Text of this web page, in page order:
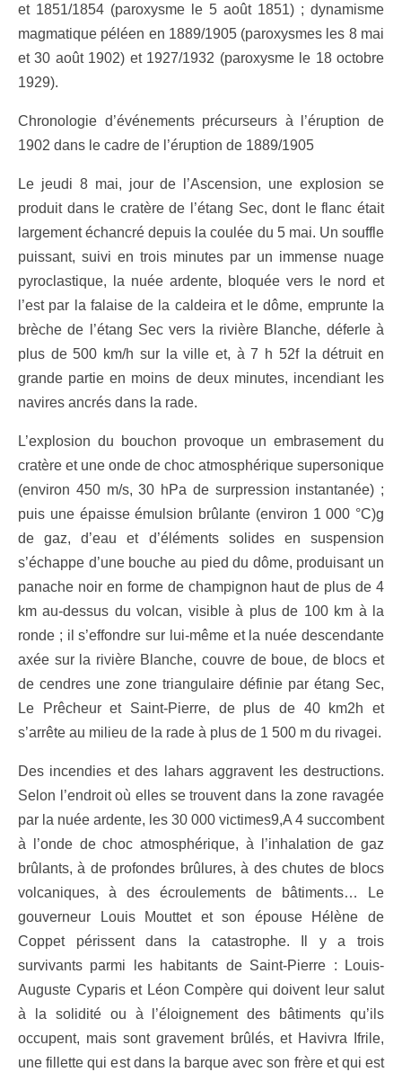
et 1851/1854 (paroxysme le 5 août 1851) ; dynamisme
magmatique péléen en 1889/1905 (paroxysmes les 8 mai
et 30 août 1902) et 1927/1932 (paroxysme le 18 octobre
1929).
Chronologie d’événements précurseurs à l’éruption de
1902 dans le cadre de l’éruption de 1889/1905
Le jeudi 8 mai, jour de l’Ascension, une explosion se
produit dans le cratère de l’étang Sec, dont le flanc était
largement échancré depuis la coulée du 5 mai. Un souffle
puissant, suivi en trois minutes par un immense nuage
pyroclastique, la nuée ardente, bloquée vers le nord et
l’est par la falaise de la caldeira et le dôme, emprunte la
brèche de l’étang Sec vers la rivière Blanche, déferle à
plus de 500 km/h sur la ville et, à 7 h 52f la détruit en
grande partie en moins de deux minutes, incendiant les
navires ancrés dans la rade.
L’explosion du bouchon provoque un embrasement du
cratère et une onde de choc atmosphérique supersonique
(environ 450 m/s, 30 hPa de surpression instantanée) ;
puis une épaisse émulsion brûlante (environ 1 000 °C)g
de gaz, d’eau et d’éléments solides en suspension
s’échappe d’une bouche au pied du dôme, produisant un
panache noir en forme de champignon haut de plus de 4
km au-dessus du volcan, visible à plus de 100 km à la
ronde ; il s’effondre sur lui-même et la nuée descendante
axée sur la rivière Blanche, couvre de boue, de blocs et
de cendres une zone triangulaire définie par étang Sec,
Le Prêcheur et Saint-Pierre, de plus de 40 km2h et
s’arrête au milieu de la rade à plus de 1 500 m du rivagei.
Des incendies et des lahars aggravent les destructions.
Selon l’endroit où elles se trouvent dans la zone ravagée
par la nuée ardente, les 30 000 victimes9,A 4 succombent
à l’onde de choc atmosphérique, à l’inhalation de gaz
brûlants, à de profondes brûlures, à des chutes de blocs
volcaniques, à des écroulements de bâtiments… Le
gouverneur Louis Mouttet et son épouse Hélène de
Coppet périssent dans la catastrophe. Il y a trois
survivants parmi les habitants de Saint-Pierre : Louis-
Auguste Cyparis et Léon Compère qui doivent leur salut
à la solidité ou à l’éloignement des bâtiments qu’ils
occupent, mais sont gravement brûlés, et Havivra Ifrile,
une fillette qui est dans la barque avec son frère et qui est